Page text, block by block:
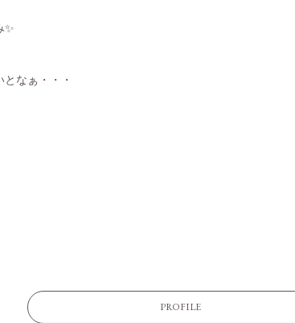
なぁ・・・
PROFILE